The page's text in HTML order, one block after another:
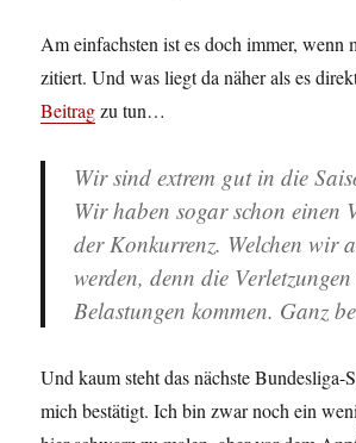
Am einfachsten ist es doch immer, wenn
zitiert. Und was liegt da näher als es
Beitragzu tun…
Wir sind extrem gut in die
Wir haben sogar schon einen
der Konkurrenz. Welchen wir
werden, denn die
Belastungen kommen. Ganz
Und kaum steht das nächste Bundesliga-
mich bestätigt. Ich bin zwar noch ein